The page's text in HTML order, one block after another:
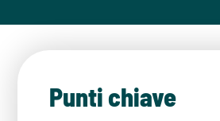
Punti chiave